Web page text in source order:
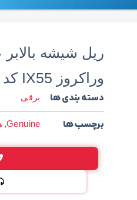
ریل شیشه
وراکروز IX55 کد 834023J001
دسته بندی ها برقی
برچسب ها Genuine
,